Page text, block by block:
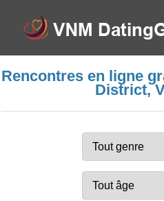
Rencontres en ligne
District,